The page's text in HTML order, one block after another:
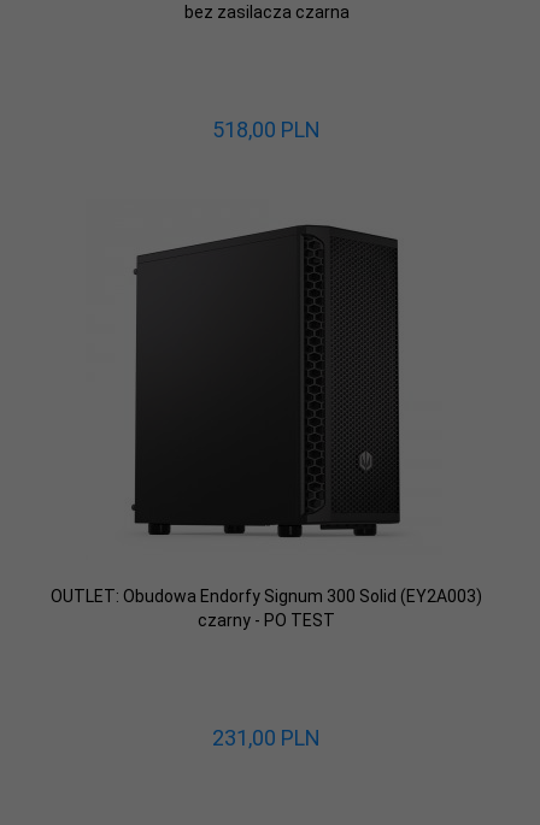
bez zasilacza czarna
518,00 PLN
OUTLET: Obudowa Endorfy Signum 300 Solid (EY2A003)
czarny - PO TEST
231,00 PLN